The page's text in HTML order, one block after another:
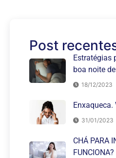
Post
Estratégias
boa noite
18/12/2023
Enxaqueca.
31/01/2023
CHÁ PARA
FUNCIONA?